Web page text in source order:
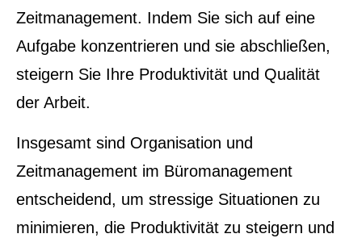
Zeitmanagement. Indem Sie sich auf eine
Aufgabe konzentrieren und sie abschließen,
steigern Sie Ihre Produktivität und Qualität
der Arbeit.
Insgesamt sind Organisation und
Zeitmanagement im Büromanagement
entscheidend, um stressige Situationen zu
minimieren, die Produktivität zu steigern und